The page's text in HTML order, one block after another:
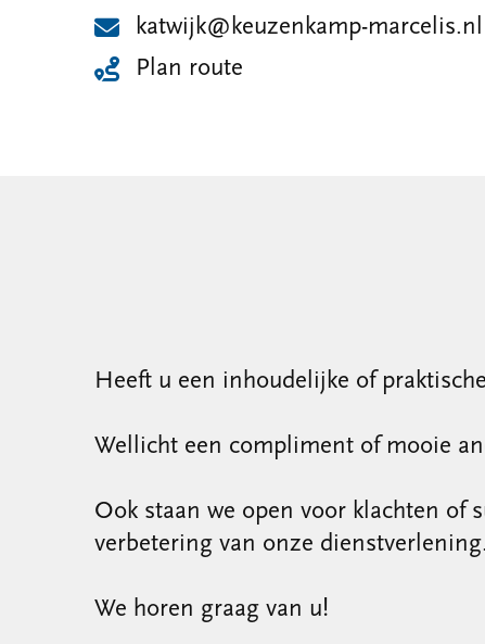
katwijk@keuzenkamp-marcelis.nl
Plan route
Heeft u een inhoudelijke of
Wellicht een compliment of mooie
Ook staan we open voor klachten of
verbetering van onze dienstverlening.
We horen graag van u!